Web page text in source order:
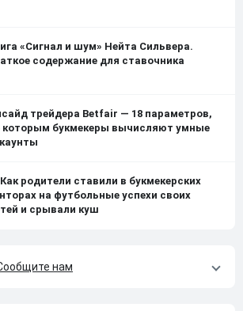
«Сигнал и шум» Нейта Сильвера.
содержание для ставочника
трейдера Betfair — 18 параметров,
которым букмекеры вычисляют умные
родители ставили в букмекерских
на футбольные успехи своих
и срывали куш
нам